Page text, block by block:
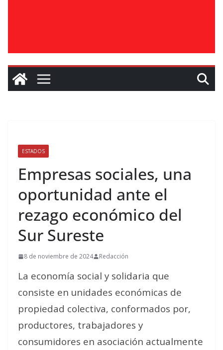
ESTADOS
Empresas sociales, una
oportunidad ante el
rezago económico del
Sur Sureste
8 de noviembre de 2024 Redacción
La economía social y solidaria que
consiste en unidades económicas de
propiedad colectiva, conformados por,
productores, trabajadores y
consumidores en asociación actualmente